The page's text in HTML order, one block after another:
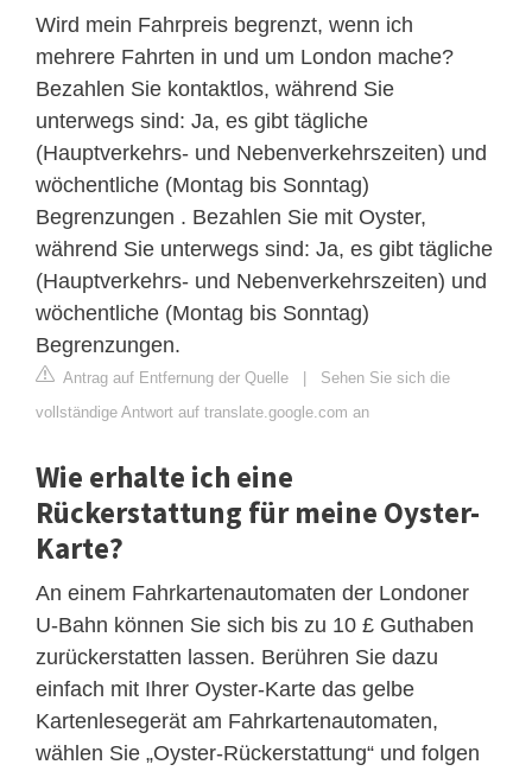
Wird mein Fahrpreis begrenzt, wenn ich
mehrere Fahrten in und um London mache?
Bezahlen Sie kontaktlos, während Sie
unterwegs sind: Ja, es gibt tägliche
(Hauptverkehrs- und Nebenverkehrszeiten) und
wöchentliche (Montag bis Sonntag)
Begrenzungen . Bezahlen Sie mit Oyster,
während Sie unterwegs sind: Ja, es gibt tägliche
(Hauptverkehrs- und Nebenverkehrszeiten) und
wöchentliche (Montag bis Sonntag)
Begrenzungen.
Antrag auf Entfernung der Quelle | Sehen Sie sich die
vollständige Antwort auf translate.google.com an
Wie erhalte ich eine
Rückerstattung für meine Oyster-
Karte?
An einem Fahrkartenautomaten der Londoner
U-Bahn können Sie sich bis zu 10 £ Guthaben
zurückerstatten lassen. Berühren Sie dazu
einfach mit Ihrer Oyster-Karte das gelbe
Kartenlesegerät am Fahrkartenautomaten,
wählen Sie „Oyster-Rückerstattung“ und folgen